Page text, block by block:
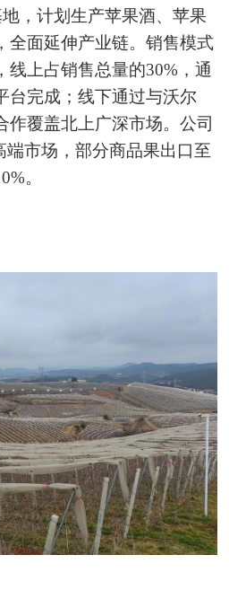
，计划生产苹果酒、苹果
全面延伸产业链。销售模式
线上占销售总量的30%，通
台完成；线下通过与沃尔
作覆盖北上广深市场。公司
端市场，部分商品果出口至
。